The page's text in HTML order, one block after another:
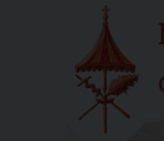
Home
new